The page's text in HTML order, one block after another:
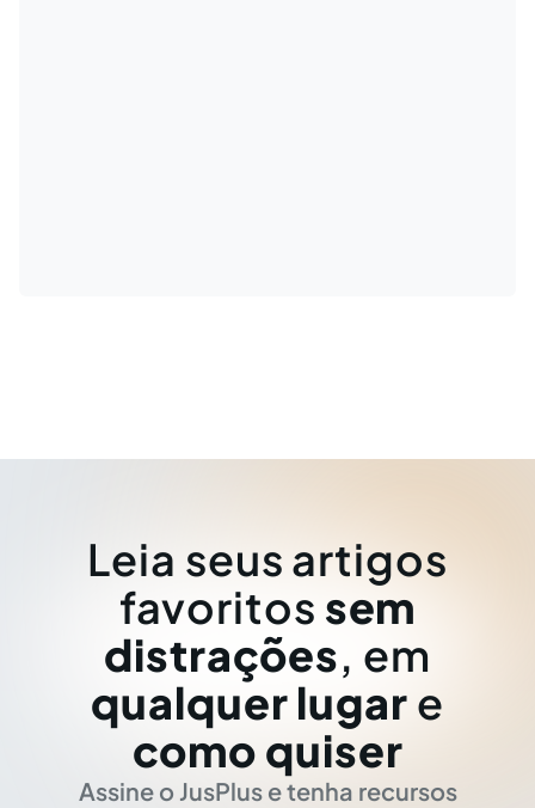
Leia seus artigos
favoritos sem
distrações, em
qualquer lugar e
como quiser
Assine o JusPlus e tenha recursos